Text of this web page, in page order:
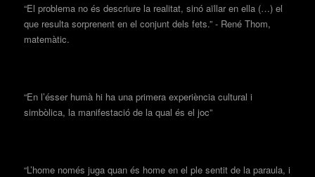
“El problema no és descriure la realitat, sinó aïllar en ella (…) el
que resulta sorprenent en el conjunt dels fets.” - René Thom,
matemàtic.
“En l’ésser humà hi ha una primera experiència cultural i
simbòlica, la manifestació de la qual és el joc”
“L’home només juga quan és home en el ple sentit de la paraula, i